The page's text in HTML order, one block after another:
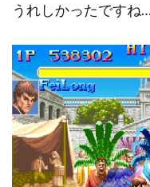
うれしかったですね